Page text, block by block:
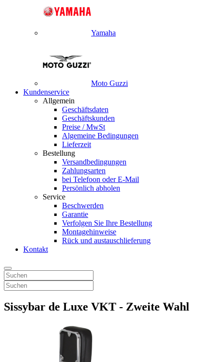
Yamaha
Moto Guzzi
Kundenservice
Allgemein
Geschäftsdaten
Geschäftskunden
Preise / MwSt
Algemeine Bedingungen
Lieferzeit
Bestellung
Versandbedingungen
Zahlungsarten
bei Telefoon oder E-Mail
Persönlich abholen
Service
Beschwerden
Garantie
Verfolgen Sie Ihre Bestellung
Montagehinweise
Rück und austauschlieferung
Kontakt
Sissybar de Luxe VKT - Zweite Wahl